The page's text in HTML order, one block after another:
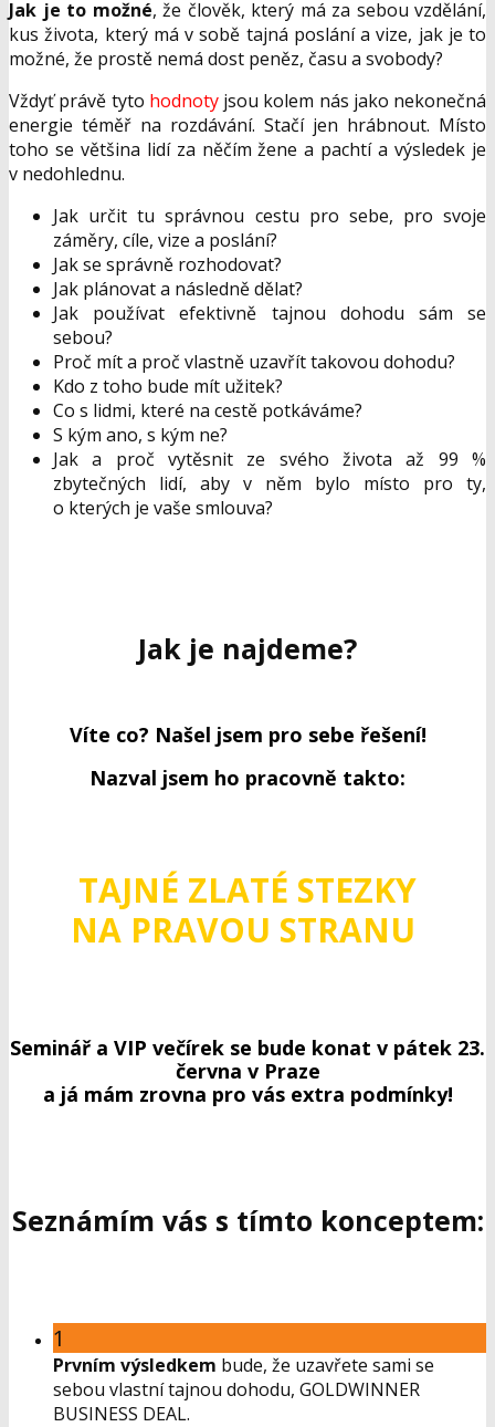
Jak je to možné, že člověk, který má za sebou vzdělání,
kus života, který má v sobě tajná poslání a vize, jak je to
možné, že prostě nemá dost peněz, času a svobody?
Vždyť právě tyto hodnotyjsou kolem nás jako nekonečná
energie téměř na rozdávání. Stačí jen hrábnout. Místo
toho se většina lidí za něčím žene a pachtí a výsledek je
v nedohlednu.
Jak určit tu správnou cestu pro sebe, pro svoje
záměry, cíle, vize a poslání?
Jak se správně rozhodovat?
Jak plánovat a následně dělat?
Jak používat efektivně tajnou dohodu sám se
sebou?
Proč mít a proč vlastně uzavřít takovou dohodu?
Kdo z toho bude mít užitek?
Co s lidmi, které na cestě potkáváme?
S kým ano, s kým ne?
Jak a proč vytěsnit ze svého života až 99 %
zbytečných lidí, aby v něm bylo místo pro ty,
o kterých je vaše smlouva?
Jak je najdeme?
Víte co? Našel jsem pro sebe řešení!
Nazval jsem ho pracovně takto:
TAJNÉ ZLATÉ STEZKY
NA PRAVOU STRANU
Seminář a VIP večírek se bude konat v pátek 23.
června v Praze
a já mám zrovna pro vás extra podmínky!
Seznámím vás s tímto konceptem:
1
Prvním výsledkem bude, že uzavřete sami se
sebou vlastní tajnou dohodu, GOLDWINNER
BUSINESS DEAL.